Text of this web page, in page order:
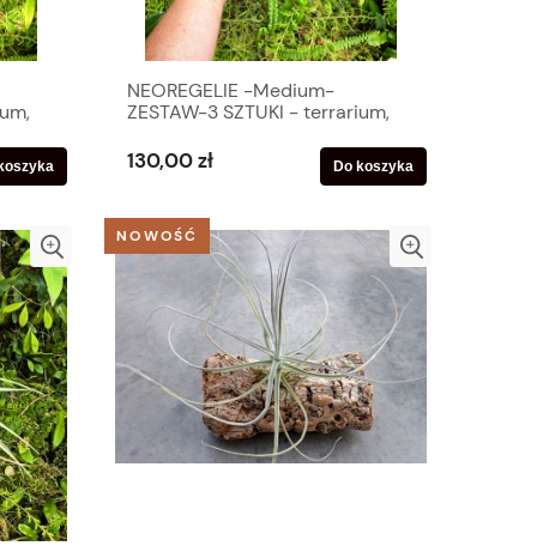
NEOREGELIE -Medium-
ZESTAW-3 SZTUKI - terrarium,
130,00 zł Do koszyka
NOWOŚĆ